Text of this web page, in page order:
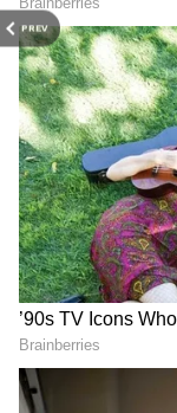
PREV
அவர் மேலும்